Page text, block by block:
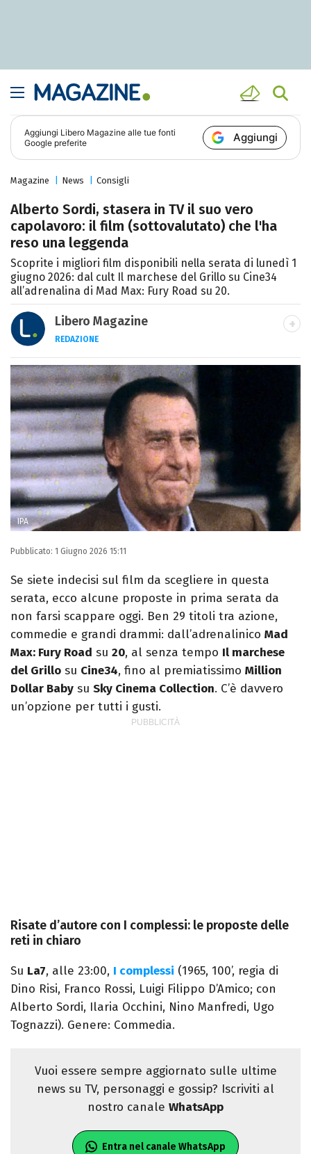
Aggiungi Libero Magazine alle tue fonti
Google preferite
Aggiungi
Magazine News Consigli
Alberto Sordi, stasera in TV il suo vero
capolavoro: il film (sottovalutato) che l'ha
reso una leggenda
Scoprite i migliori film disponibili nella serata di lunedì 1
giugno 2026: dal cult Il marchese del Grillo su Cine34
all’adrenalina di Mad Max: Fury Road su 20.
Libero Magazine
REDAZIONE
E-MAIL
INSTAGRAM FACEBOOK
Libero Magazine è il canale del portale
Libero.it dedicato al mondo della
televisione, dello spettacolo e del gossip.
IPA
Pubblicato: 1 Giugno 2026 15:11
Se siete indecisi sul film da scegliere in questa
serata, ecco alcune proposte in prima serata da
non farsi scappare oggi. Ben 29 titoli tra azione,
commedie e grandi drammi: dall’adrenalinico Mad
Max: Fury Road su 20, al senza tempo Il marchese
del Grillo su Cine34, fino al premiatissimo Million
Dollar Baby su Sky Cinema Collection. C’è davvero
un’opzione per tutti i gusti.
Risate d’autore con I complessi: le proposte delle
reti in chiaro
Su La7, alle 23:00, I complessi (1965, 100’, regia di
Dino Risi, Franco Rossi, Luigi Filippo D’Amico; con
Alberto Sordi, Ilaria Occhini, Nino Manfredi, Ugo
Tognazzi). Genere: Commedia.
Vuoi essere sempre aggiornato sulle ultime
news su TV, personaggi e gossip? Iscriviti al
nostro canale WhatsApp
Entra nel canale WhatsApp